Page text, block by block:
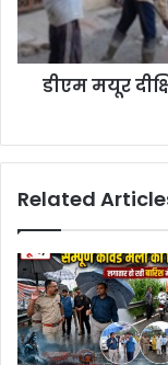
डीएम मयूर
Related